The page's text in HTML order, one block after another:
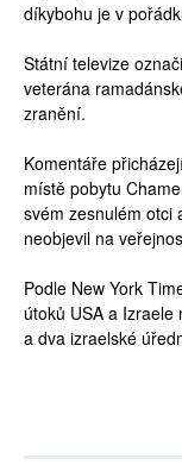
díkybohu je v
Státní televize
veterána
zranění.
Komentáře
místě pobytu
svém zesnulém otci
neobjevil na
Podle New York
útoků USA a
a dva izraelské